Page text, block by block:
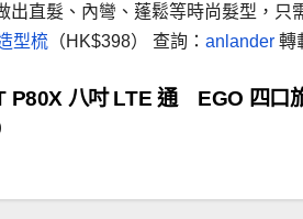
出直髮、內彎、蓬鬆等時尚髮型，
型梳 （HK$398） 查詢： anlander 轉
EGO 四口
P80X 八吋 LTE 通